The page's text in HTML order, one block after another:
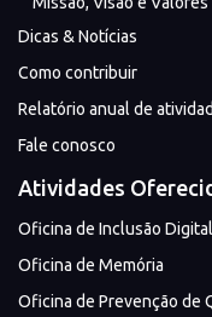
Dicas & Notícias
Como contribuir
Relatório anual de
Fale conosco
Atividades
Oficina de Inclusão Digital
Oficina de Memória
Oficina de Prevenção de